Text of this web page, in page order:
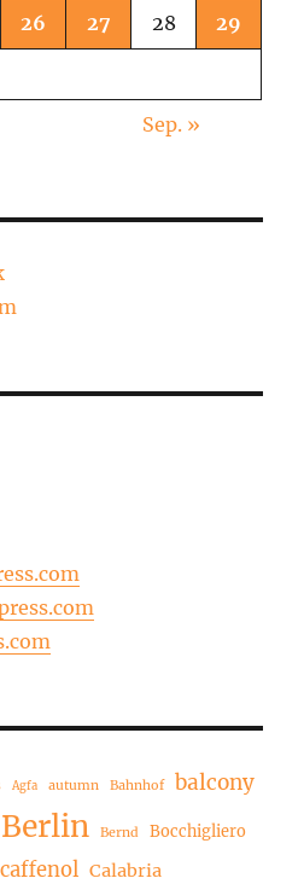
26 27 28 29
Sep. »
Agfa autumn Bahnhof
balcony
Berlin Bernd Bocchigliero
caffenol Calabria